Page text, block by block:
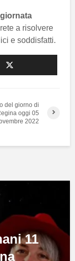
giornata
a risolvere
e soddisfatti.
del giorno di
oggi 05
2022
11